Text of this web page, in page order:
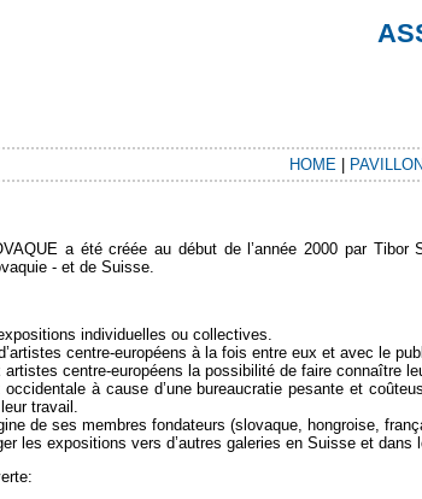
HOME |
a été créée au début de l’année 2000 par
- et de Suisse.
individuelles ou collectives.
centre-européens à la fois entre eux et avec le
artistes centre-européens la possibilité de faire connaître
occidentale à cause d’une bureaucratie pesante et
travail.
de ses membres fondateurs (slovaque, hongroise,
les expositions vers d’autres galeries en Suisse et dans